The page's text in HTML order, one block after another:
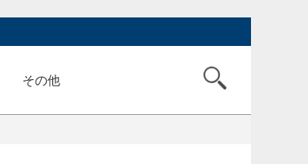
その他